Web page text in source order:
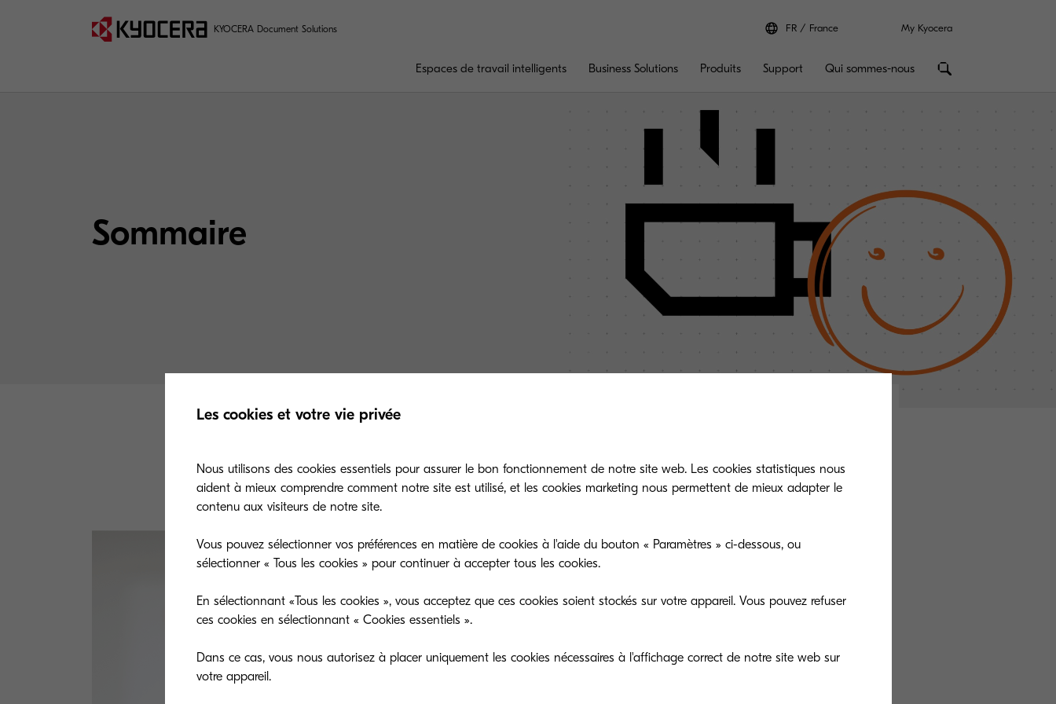
KYOCERA Document Solutions FR France My Kyocera
Espaces de travail intelligents Business Solutions Produits Support Qui sommes-nous
Sommaire
Les cookies et votre vie privée
Nous utilisons des cookies essentiels pour assurer le bon fonctionnement de notre site web. Les cookies statistiques nous
aident à mieux comprendre comment notre site est utilisé, et les cookies marketing nous permettent de mieux adapter le
contenu aux visiteurs de notre site.
Vous pouvez sélectionner vos préférences en matière de cookies à l'aide du bouton « Paramètres » ci-dessous, ou
sélectionner « Tous les cookies » pour continuer à accepter tous les cookies.
En sélectionnant «Tous les cookies », vous acceptez que ces cookies soient stockés sur votre appareil. Vous pouvez refuser
ces cookies en sélectionnant « Cookies essentiels ».
Dans ce cas, vous nous autorisez à placer uniquement les cookies nécessaires à l'affichage correct de notre site web sur
votre appareil.